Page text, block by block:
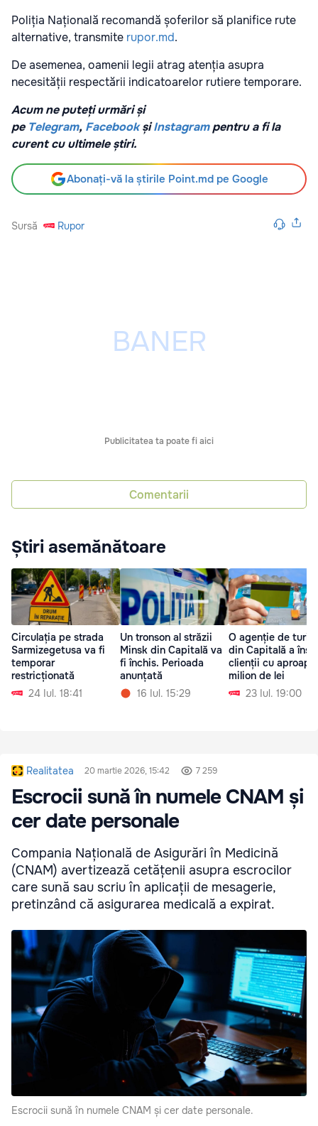
Poliția Națională recomandă șoferilor să planifice rute
alternative, transmite rupor.md.
De asemenea, oamenii legii atrag atenția asupra
necesității respectării indicatoarelor rutiere temporare.
Acum ne puteți urmări și
pe Telegram, Facebook șiInstagrampentru a fi la
curent cu ultimele știri.
Abonați-vă la știrile Point.md pe Google
Sursă Rupor
Publicitatea ta poate fi aici
Comentarii
Știri asemănătoare
Circulația pe strada
Sarmizegetusa va fi
temporar
restricționată
24 Iul. 18:41
Un tronson al străzii
Minsk din Capitală va
fi închis. Perioada
anunțată
16 Iul. 15:29
O agenție de
din Capitală a
clienții cu aproape
milion de lei
23 Iul. 19:00
Realitatea 20 martie 2026, 15:42 7 259
Escrocii sună în numele CNAM și
cer date personale
Compania Națională de Asigurări în Medicină
(CNAM) avertizează cetățenii asupra escrocilor
care sună sau scriu în aplicații de mesagerie,
pretinzând că asigurarea medicală a expirat.
Escrocii sună în numele CNAM și cer date personale.